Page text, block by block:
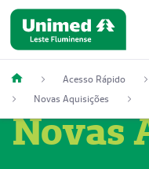
Acesso Rápido
Novas Aquisições
Novas